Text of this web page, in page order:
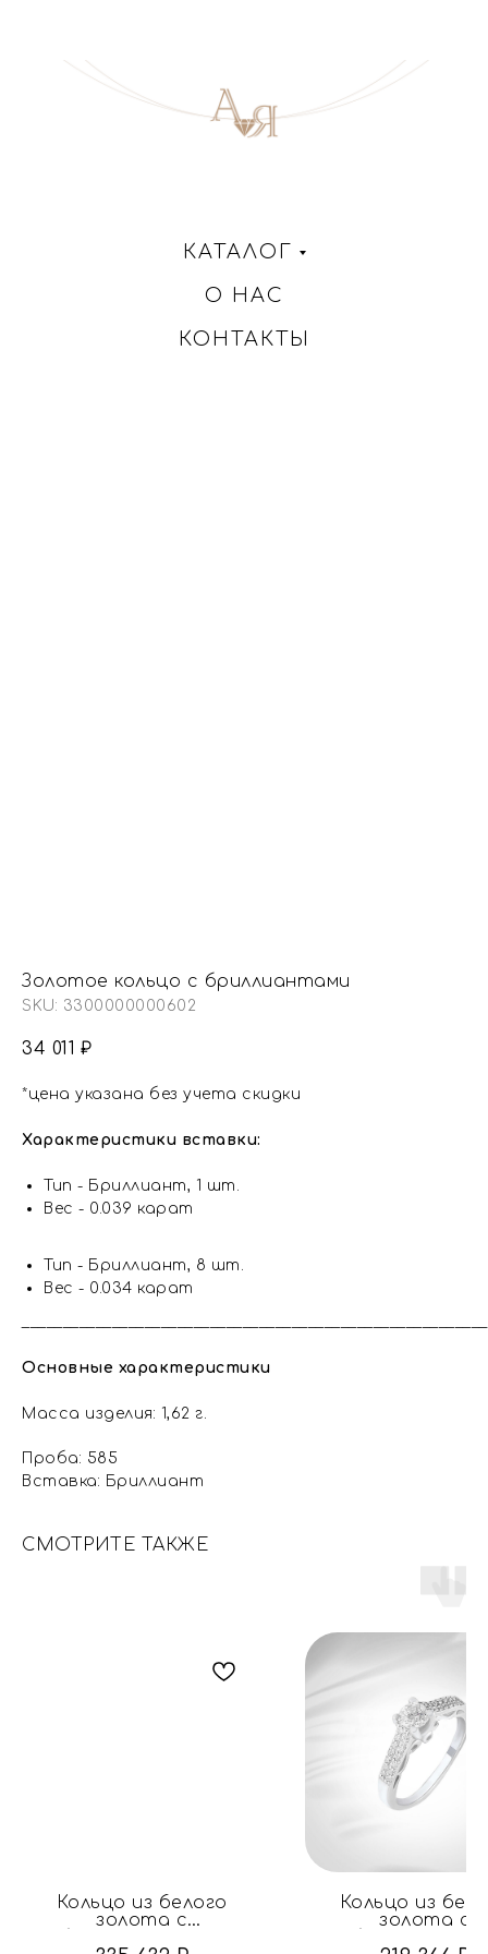
КАТАЛОГ
О НАС
КОНТАКТЫ
Золотое кольцо с бриллиантами
SKU: 3300000000602
34 011 ₽
*цена указана без учета скидки
Характеристики вставки:
Тип - Бриллиант, 1 шт.
Вес - 0.039 карат
Тип - Бриллиант, 8 шт.
Вес - 0.034 карат
Основные характеристики
Масса изделия: 1,62 г.
Проба: 585
Вставка: Бриллиант
СМОТРИТЕ ТАКЖЕ
Кольцо из белого
золота с
Кольцо из
золота с